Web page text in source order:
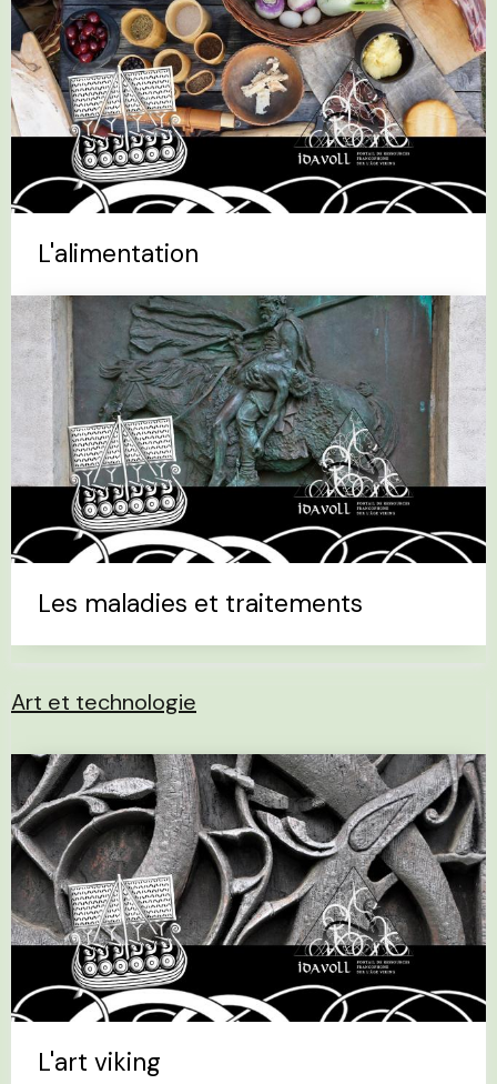
L'alimentation
Les maladies et traitements
Art et technologie
L'art viking